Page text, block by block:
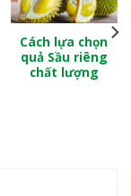
Cách lựa chọn
quả Sầu riêng
chất lượng